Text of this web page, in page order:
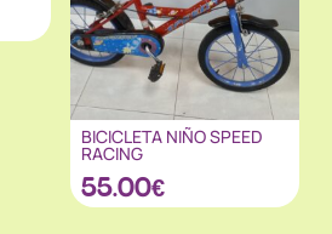
BICICLETA NIÑO SPEED
RACING
55.00€